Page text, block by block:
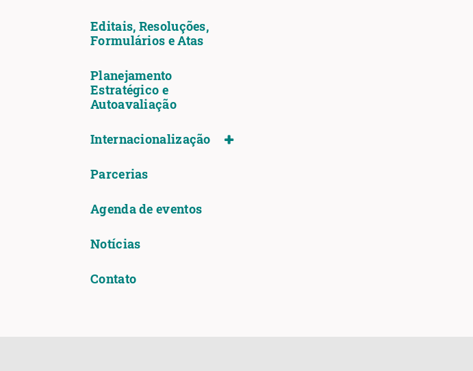
Editais, Resoluções,
Formulários e Atas
Planejamento
Estratégico e
Autoavaliação
Internacionalização
Parcerias
Agenda de eventos
Notícias
Contato